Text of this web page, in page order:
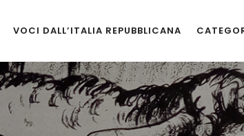
VOCI DALL’ITALIA REPUBBLICANA